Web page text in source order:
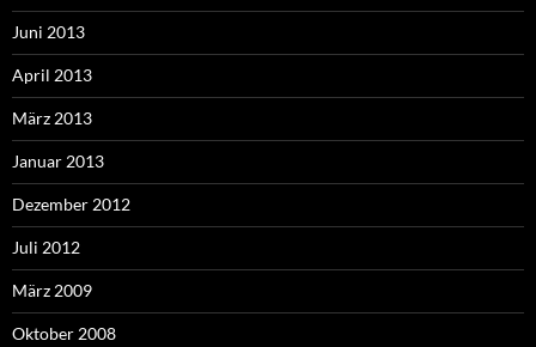
Juni 2013
April 2013
März 2013
Januar 2013
Dezember 2012
Juli 2012
März 2009
Oktober 2008